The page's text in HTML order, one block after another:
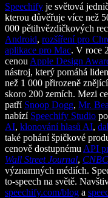
Speechify je světová
kterou důvěřuje více než
000 pětihvězdičkových
Android, rozšíření pro
aplikace pro Mac. V roce
cenou Apple Design
nástroj, který pomáhá
než 1 000 přirozeně
skoro 200 zemích. Mezi
patří Snoop Dogg, Mr.
nabízí Speechify Studio
AI, klonování hlasů AI,
také pohání špičkové
cenově dostupnému API
Wall Street Journal, CNBC
významných médiích.
to-speech na světě.
speechify.com/blog a